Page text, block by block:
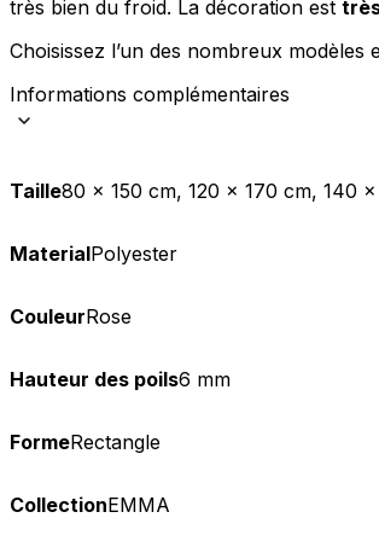
très bien du froid. La décoration est
Choisissez l’un des nombreux
Informations complémentaires
Taille80 x 150 cm, 120 x 170 cm, 140
MaterialPolyester
CouleurRose
Hauteur des poils6 mm
FormeRectangle
CollectionEMMA
Les